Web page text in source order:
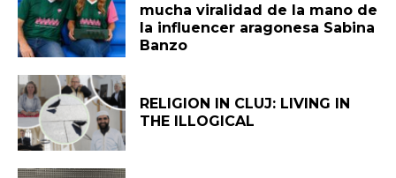
mucha viralidad de la mano de
la influencer aragonesa Sabina
Banzo
RELIGION IN CLUJ: LIVING IN
THE ILLOGICAL